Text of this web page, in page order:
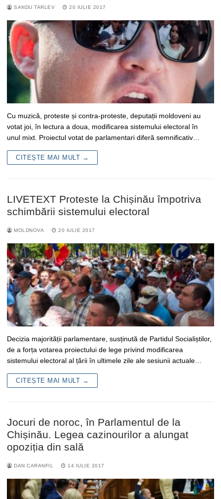
SANDU TARLEV 20 IULIE 2017
Cu muzică, proteste și contra-proteste, deputații moldoveni au
votat joi, în lectura a doua, modificarea sistemului electoral în
unul mixt. Proiectul votat de parlamentari diferă semnificativ…
CITEȘTE MAI MULT →
LIVETEXT Proteste la Chișinău împotriva
schimbării sistemului electoral
MOLDNOVA 20 IULIE 2017
Decizia majorității parlamentare, susținută de Partidul Socialiștilor,
de a forța votarea proiectului de lege privind modificarea
sistemului electoral al țării în ultimele zile ale sesiunii actuale…
CITEȘTE MAI MULT →
Jocuri de noroc, în Parlamentul de la
Chișinău. Legea cazinourilor a alungat
opoziția din sală
DAN CARANFIL 14 IULIE 2017